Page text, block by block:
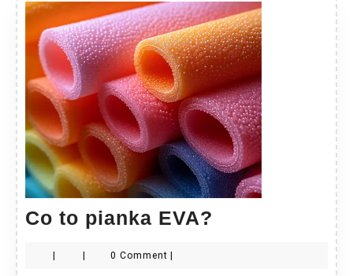
Co to pianka EVA?
0 Comment